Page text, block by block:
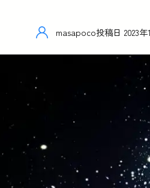
masapoco投稿日 2023